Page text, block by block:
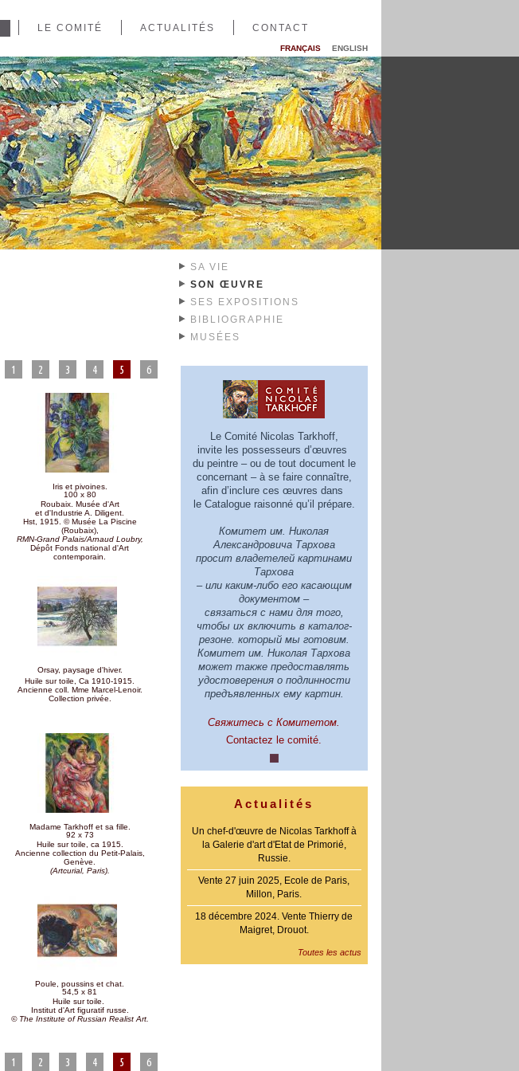
FRANÇAIS ENGLISH
LE COMITÉ ACTUALITÉS CONTACT
1 2 3 4 5 6
Iris et pivoines.
100 x 80
Roubaix. Musée d'Art
et d'Industrie A. Diligent.
Hst, 1915. © Musée La Piscine
(Roubaix),
RMN-Grand Palais/Arnaud Loubry,
Dépôt Fonds national d'Art
contemporain.
Orsay, paysage d'hiver.
Huile sur toile, Ca 1910-1915.
Ancienne coll. Mme Marcel-Lenoir.
Collection privée.
Madame Tarkhoff et sa fille.
92 x 73
Huile sur toile, ca 1915.
Ancienne collection du Petit-Palais,
Genève.
(Artcurial, Paris).
Poule, poussins et chat.
54,5 x 81
Huile sur toile.
Institut d'Art figuratif russe.
© The Institute of Russian Realist Art.
1 2 3 4 5 6
SA VIE
SON ŒUVRE
SES EXPOSITIONS
BIBLIOGRAPHIE
MUSÉES
Le Comité Nicolas Tarkhoff,
invite les possesseurs d’œuvres
du peintre – ou de tout document le
concernant – à se faire connaître,
afin d’inclure ces œuvres dans
le Catalogue raisonné qu’il prépare.
Комитет им. Николая
Александровича Тархова
просит владетелей картинами
Тархова
– или каким-либо его касающим
документом –
связаться с нами для того,
чтобы их включить в каталог-
резоне. который мы готовим.
Комитет им. Николая Тархова
может также предoставлять
удостоверения о подлинности
предъявленных ему картин.
Свяжитесь с Комитетом.
Contactez le comité.
Actualités
Un chef-d'œuvre de Nicolas Tarkhoff à
la Galerie d'art d'Etat de Primorié,
Russie.
Vente 27 juin 2025, Ecole de Paris,
Millon, Paris.
18 décembre 2024. Vente Thierry de
Maigret, Drouot.
Toutes les actus